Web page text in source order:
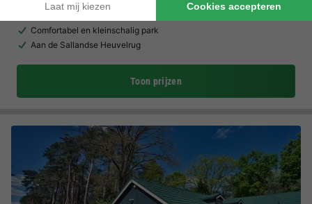
Comfortabel en kleinschalig park
Aan de Sallandse Heuvelrug
Toon prijzen